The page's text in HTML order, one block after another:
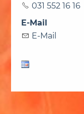
031 552 16 16
E-Mail
E-Mail